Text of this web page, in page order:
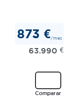
873 €/mes
63.990 €
Comparar